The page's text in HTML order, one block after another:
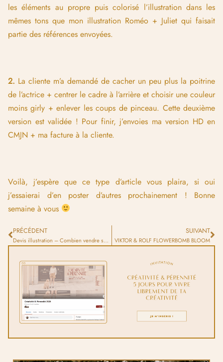
les éléments au propre puis colorisé l’illustration dans les
mêmes tons que mon illustration Roméo + Juliet qui faisait
partie des références envoyées.
2. La cliente m’a demandé de cacher un peu plus la poitrine
de l’actrice + centrer le cadre à l’arrière et choisir une couleur
moins girly + enlever les coups de pinceau. Cette deuxième
version est validée ! Pour finir, j’envoies ma version HD en
CMJN + ma facture à la cliente.
Voilà, j’espère que ce type d’article vous plaira, si oui
j’essaierai d’en poster d’autres prochainement ! Bonne
semaine à vous
PRÉCÉDENT
Devis illustration – Combien vendre ses dessins ?
SUIVANT
VIKTOR & ROLF FLOWERBOMB BLOOM